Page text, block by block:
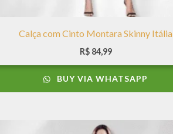
Calça com Cinto Montara Skinny Itália
R$84,99
BUY VIA WHATSAPP